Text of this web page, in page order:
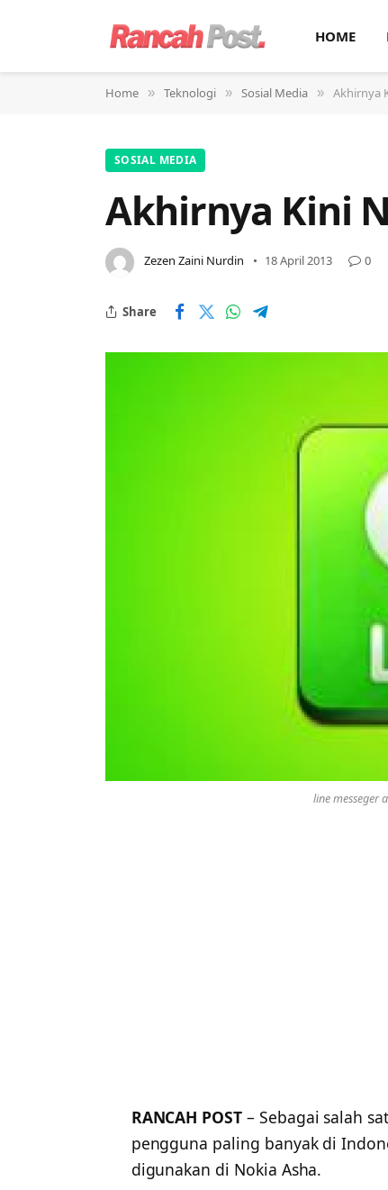
HOME
Home » Teknologi » Sosial Media » Akhirnya
SOSIAL MEDIA
Akhirnya Kini
Zezen Zaini Nurdin 18 April 2013 0
Share
line messeger
RANCAH POST – Sebagai salah
pengguna paling banyak di
digunakan di Nokia Asha.